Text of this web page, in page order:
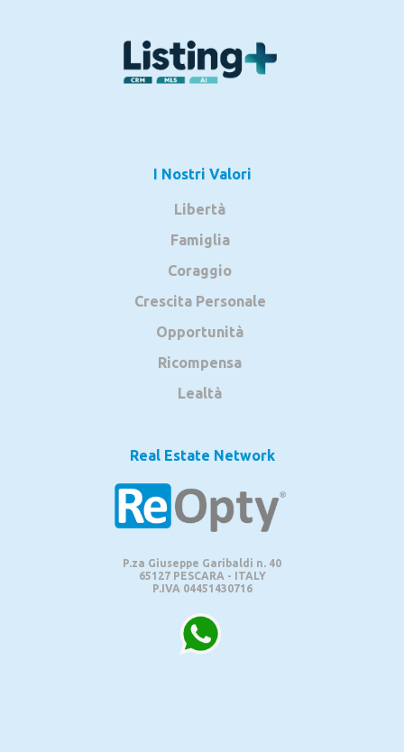
I Nostri Valori
Libertà
Famiglia
Coraggio
Crescita Personale
Opportunità
Ricompensa
Lealtà
Real Estate Network
P.za Giuseppe Garibaldi n. 40
65127 PESCARA - ITALY
P.IVA 04451430716